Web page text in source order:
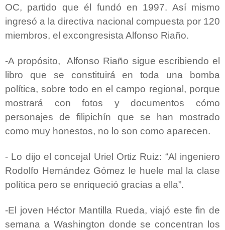
OC, partido que él fundó en 1997. Así mismo
ingresó a la directiva nacional compuesta por 120
miembros, el excongresista Alfonso Riaño.
-A propósito, Alfonso Riaño sigue escribiendo el
libro que se constituirá en toda una bomba
política, sobre todo en el campo regional, porque
mostrará con fotos y documentos cómo
personajes de filipichín que se han mostrado
como muy honestos, no lo son como aparecen.
- Lo dijo el concejal Uriel Ortiz Ruiz: “Al ingeniero
Rodolfo Hernández Gómez le huele mal la clase
política pero se enriqueció gracias a ella”.
-El joven Héctor Mantilla Rueda, viajó este fin de
semana a Washington donde se concentran los